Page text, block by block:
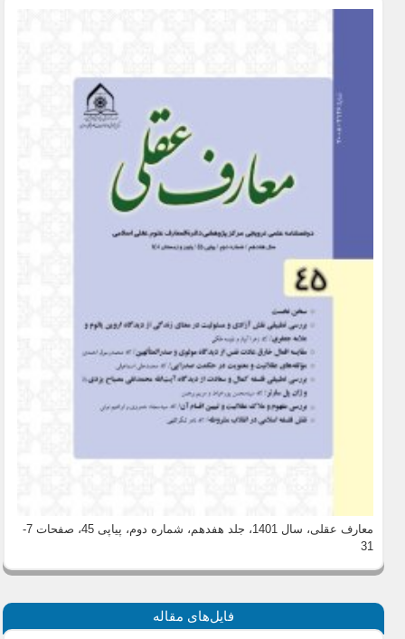
معارف عقلی، سال 1401، جلد هفدهم، شماره دوم، پیاپی 45
، صفحات 7-
31
فایل‌های مقاله